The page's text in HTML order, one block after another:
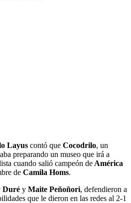
Layus contó que Cocodrilo, un
preparando un museo que irá a
cuando salió campeón de América
de Camila Homs.
Duré y Maite Peñoñori, defendieron a
que le dieron en las redes al 2-1